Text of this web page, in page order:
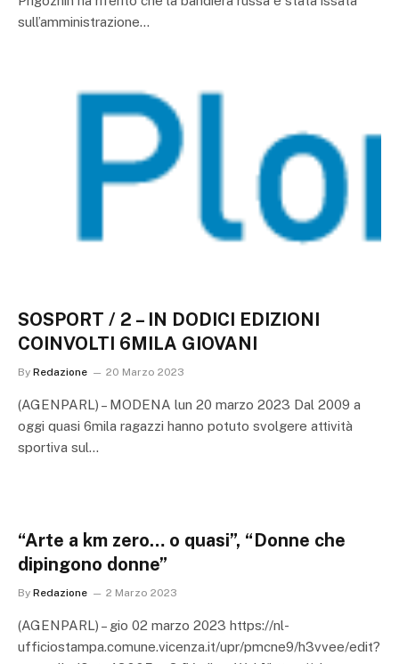
sull’amministrazione…
SOSPORT / 2 – IN DODICI EDIZIONI
COINVOLTI 6MILA GIOVANI
By Redazione 20 Marzo 2023
(AGENPARL) – MODENA lun 20 marzo 2023 Dal 2009 a
oggi quasi 6mila ragazzi hanno potuto svolgere attività
sportiva sul…
“Arte a km zero… o quasi”, “Donne che
dipingono donne”
By Redazione 2 Marzo 2023
(AGENPARL) – gio 02 marzo 2023 https://nl-
ufficiostampa.comune.vicenza.it/upr/pmcne9/h3vvee/edit?